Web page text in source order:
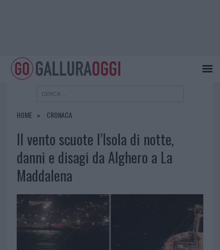
HOME CRONACA
Il vento scuote l’Isola di notte,
danni e disagi da Alghero a La
Maddalena